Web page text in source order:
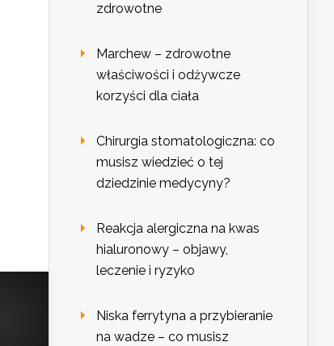
zdrowotne
Marchew – zdrowotne
właściwości i odżywcze
korzyści dla ciała
Chirurgia stomatologiczna: co
musisz wiedzieć o tej
dziedzinie medycyny?
Reakcja alergiczna na kwas
hialuronowy – objawy,
leczenie i ryzyko
Niska ferrytyna a przybieranie
na wadze – co musisz